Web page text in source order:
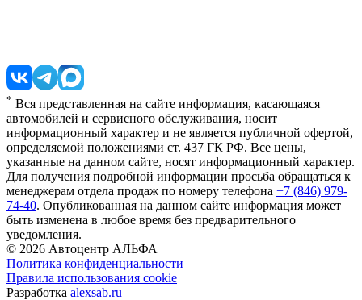
* Вся представленная на сайте информация, касающаяся
автомобилей и сервисного обслуживания, носит
информационный характер и не является публичной офертой,
определяемой положениями ст. 437 ГК РФ. Все цены,
указанные на данном сайте, носят информационный характер.
Для получения подробной информации просьба обращаться к
менеджерам отдела продаж по номеру телефона +7 (846) 979-
74-40. Опубликованная на данном сайте информация может
быть изменена в любое время без предварительного
уведомления.
© 2026 Автоцентр АЛЬФА
Политика конфиденциальности
Правила использования cookie
Разработка alexsab.ru